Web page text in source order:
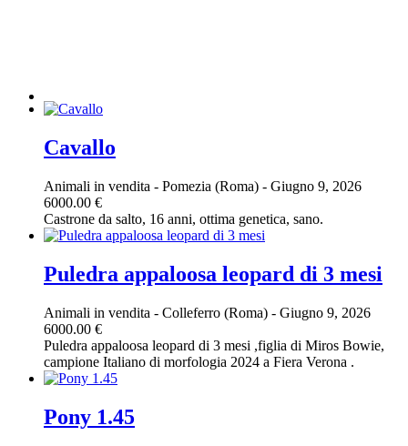
Cavallo
Animali in vendita - Pomezia (Roma) - Giugno 9, 2026
6000.00 €
Castrone da salto, 16 anni, ottima genetica, sano.
Puledra appaloosa leopard di 3 mesi
Animali in vendita - Colleferro (Roma) - Giugno 9, 2026
6000.00 €
Puledra appaloosa leopard di 3 mesi ,figlia di Miros Bowie,
campione Italiano di morfologia 2024 a Fiera Verona .
Pony 1.45